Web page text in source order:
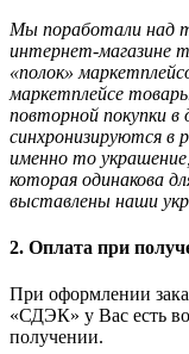
Мы поработали над
интернет-магазине
«полок»
маркетплейсе
повторной покупки в
синхронизируются в
именно то
которая одинакова
выставлены наши
2. Оплата при
При оформлении
«СДЭК» у Вас есть
получении.